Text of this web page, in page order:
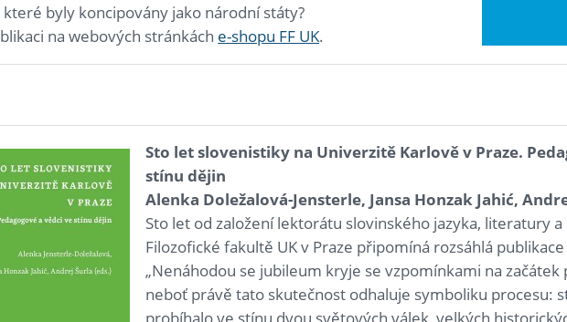
byly koncipovány jako národní státy?
na webových stránkách e-shopu FF UK.
Sto let slovenistiky na Univerzitě Karlově v Praze.
stínu dějin
Alenka Doležalová-Jensterle, Jansa Honzak Jahić,
Sto let od založení lektorátu slovinského jazyka, literatury
Filozofické fakultě UK v Praze připomíná rozsáhlá
„Nenáhodou se jubileum kryje se vzpomínkami na začátek
neboť právě tato skutečnost odhaluje symboliku procesu:
probíhalo ve stínu dvou světových válek, velkých